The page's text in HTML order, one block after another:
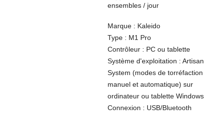
ensembles / jour
Marque : Kaleido
Type : M1 Pro
Contrôleur : PC ou tablette
Système d'exploitation : Artisan
System (modes de torréfaction
manuel et automatique) sur
ordinateur ou tablette Windows
Connexion : USB/Bluetooth